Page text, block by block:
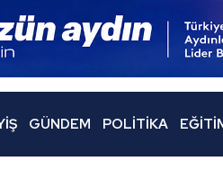
GÜNDEM POLITIKA